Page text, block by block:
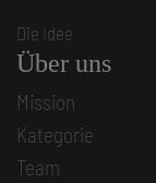
Die Idee
Über uns
Mission
Kategorie
Team